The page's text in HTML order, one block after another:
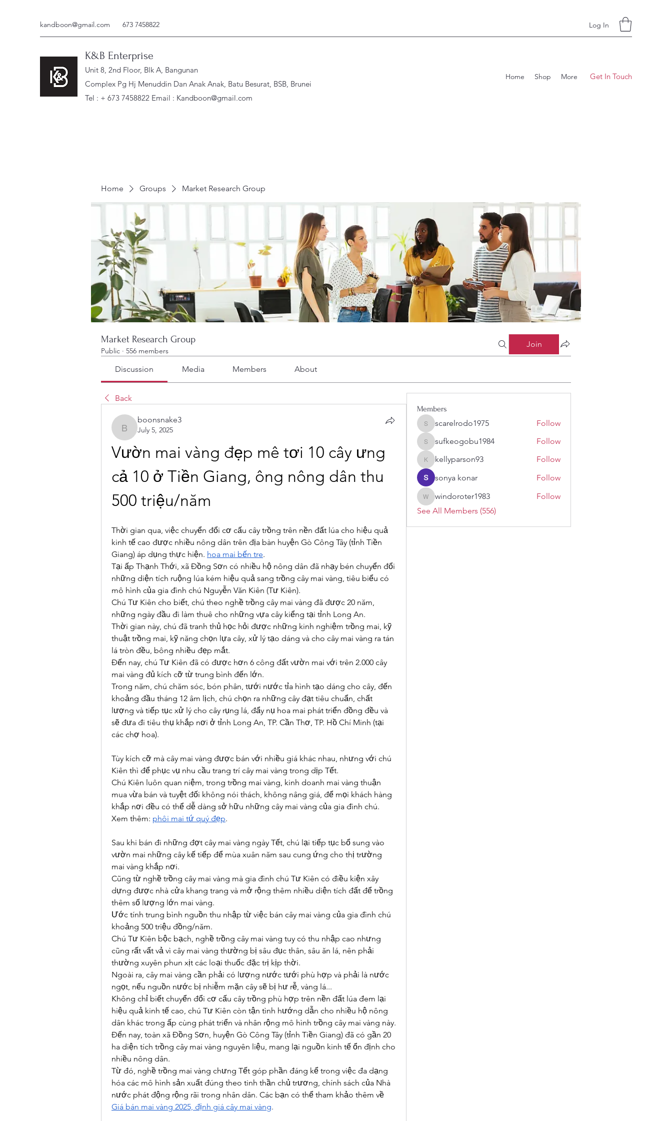
kandboon@gmail.com 673 7458822 Log In
K&B Enterprise
Unit 8, 2nd Floor, Blk A, Bangunan
Complex Pg Hj Menuddin Dan Anak Anak, Batu Besurat, BSB, Brunei
Tel : + 673 7458822 Email : Kandboon@gmail.com
Home Shop More Get In Touch
Home Groups Market Research Group
Market Research Group
Public · 556 members
Join
Discussion Media Members About
Back
boonsnake3
boonsnake3
July 5, 2025
Vườn mai vàng đẹp mê tơi 10 cây ưng
cả 10 ở Tiền Giang, ông nông dân thu
500 triệu/năm
Thời gian qua, việc chuyển đổi cơ cấu cây trồng trên nền đất lúa cho hiệu quả
kinh tế cao được nhiều nông dân trên địa bàn huyện Gò Công Tây (tỉnh Tiền
Giang) áp dụng thực hiện. hoa mai bến tre.
Tại ấp Thạnh Thới, xã Đồng Sơn có nhiều hộ nông dân đã nhạy bén chuyển đổi
những diện tích ruộng lúa kém hiệu quả sang trồng cây mai vàng, tiêu biểu có
mô hình của gia đình chú Nguyễn Văn Kiên (Tư Kiên).
Chú Tư Kiên cho biết, chú theo nghề trồng cây mai vàng đã được 20 năm,
những ngày đầu đi làm thuê cho những vựa cây kiểng tại tỉnh Long An.
Thời gian này, chú đã tranh thủ học hỏi được những kinh nghiệm trồng mai, kỹ
thuật trồng mai, kỹ năng chọn lựa cây, xử lý tạo dáng và cho cây mai vàng ra tán
lá tròn đều, bông nhiều đẹp mắt.
Đến nay, chú Tư Kiên đã có được hơn 6 công đất vườn mai với trên 2.000 cây
mai vàng đủ kích cỡ từ trung bình đến lớn.
Trong năm, chú chăm sóc, bón phân, tưới nước tỉa hình tạo dáng cho cây, đến
khoảng đầu tháng 12 âm lịch, chú chọn ra những cây đạt tiêu chuẩn, chất
lượng và tiếp tục xử lý cho cây rụng lá, đẩy nụ hoa mai phát triển đồng đều và
sẽ đưa đi tiêu thụ khắp nơi ở tỉnh Long An, TP. Cần Thơ, TP. Hồ Chí Minh (tại
các chợ hoa).
Tùy kích cỡ mà cây mai vàng được bán với nhiều giá khác nhau, nhưng với chú
Kiên thì để phục vụ nhu cầu trang trí cây mai vàng trong dịp Tết.
Chú Kiên luôn quan niệm, trong trồng mai vàng, kinh doanh mai vàng thuận
mua vừa bán và tuyệt đối không nói thách, không nâng giá, để mọi khách hàng
khắp nơi đều có thể dễ dàng sở hữu những cây mai vàng của gia đình chú.
Xem thêm: phôi mai tứ quý đẹp.
Sau khi bán đi những đợt cây mai vàng ngày Tết, chú lại tiếp tục bổ sung vào
vườn mai những cây kế tiếp để mùa xuân năm sau cung ứng cho thị trường
mai vàng khắp nơi.
Cũng từ nghề trồng cây mai vàng mà gia đình chú Tư Kiên có điều kiện xây
dựng được nhà cửa khang trang và mở rộng thêm nhiều diện tích đất để trồng
thêm số lượng lớn mai vàng.
Ước tính trung bình nguồn thu nhập từ việc bán cây mai vàng của gia đình chú
khoảng 500 triệu đồng/năm.
Chú Tư Kiên bộc bạch, nghề trồng cây mai vàng tuy có thu nhập cao nhưng
cũng rất vất vả vì cây mai vàng thường bị sâu đục thân, sâu ăn lá, nên phải
thường xuyên phun xịt các loại thuốc đặc trị kịp thời.
Ngoài ra, cây mai vàng cần phải có lượng nước tưới phù hợp và phải là nước
ngọt, nếu nguồn nước bị nhiễm mặn cây sẽ bị hư rễ, vàng lá...
Không chỉ biết chuyển đổi cơ cấu cây trồng phù hợp trên nền đất lúa đem lại
hiệu quả kinh tế cao, chú Tư Kiên còn tận tình hướng dẫn cho nhiều hộ nông
dân khác trong ấp cùng phát triển và nhân rộng mô hình trồng cây mai vàng này.
Đến nay, toàn xã Đồng Sơn, huyện Gò Công Tây (tỉnh Tiền Giang) đã có gần 20
ha diện tích trồng cây mai vàng nguyên liệu, mang lại nguồn kinh tế ổn định cho
nhiều nông dân.
Từ đó, nghề trồng mai vàng chưng Tết góp phần đáng kể trong việc đa dạng
hóa các mô hình sản xuất đúng theo tinh thần chủ trương, chính sách của Nhà
Giá bán mai vàng 2025, định giá cây mai vàng.
Members
scarelrodo1975
scarelrodo1975 Follow
sufkeogobu1984
sufkeogobu1984 Follow
kellyparson93
kellyparson93
Follow
sonya konar
Follow
windoroter1983
windoroter1983
Follow
See All Members (556)